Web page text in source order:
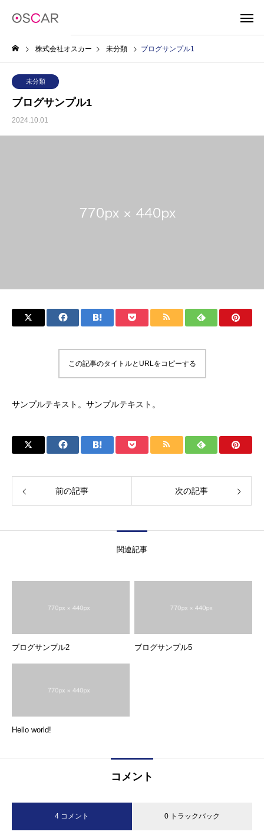
株式会社オスカー 未分類 ブログサンプル1
未分類
ブログサンプル1
2024.10.01
この記事のタイトルとURLをコピーする
サンプルテキスト。サンプルテキスト。
前の記事 次の記事
関連記事
ブログサンプル2 ブログサンプル5
Hello world!
コメント
4 コメント 0 トラックバック